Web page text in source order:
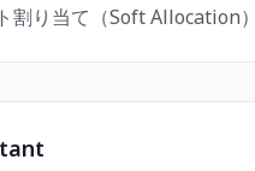
割り当て（Soft Allocation